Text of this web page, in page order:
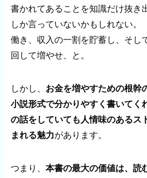
書かれてあることを知識だけ抜き
しか言っていないかもしれない。
働き、収入の一割を貯蓄し、そし
回して増やせ、と。
しかし、 お金を増やすための根幹
小説形式で分かりやすく書いてく
の話をしていても人情味のあるス
まれる魅力があります。
つまり、本書の最大の価値は、読